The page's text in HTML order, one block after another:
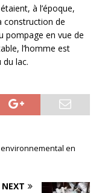
à l’époque,
construction de
pompage en vue de
l’homme est
du lac.
en
NEXT